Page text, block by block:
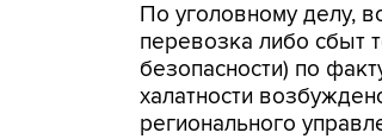
По уголовному делу,
перевозка либо сбыт
безопасности) по
халатности
регионального